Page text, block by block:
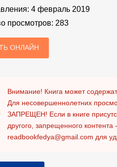
4 февраль 2019
просмотров: 283
ОНЛАЙН
Внимание! Книга может
Для несовершеннолетних
ЗАПРЕЩЕН! Если в книге
другого, запрещенного
readbookfedya@gmail.com для